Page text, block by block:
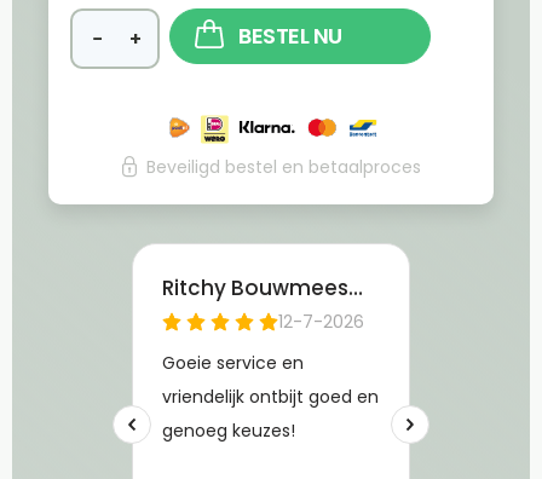
− + BESTEL NU
Beveiligd bestel en betaalproces